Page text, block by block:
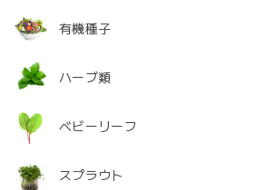
有機種子
ハーブ類
ベビーリーフ
スプラウト